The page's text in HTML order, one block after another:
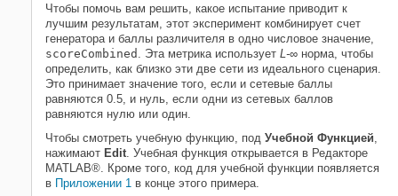
Чтобы помочь вам решить, какое испытание приводит к
лучшим результатам, этот эксперимент комбинирует счет
генератора и баллы различителя в одно числовое значение,
scoreCombined
. Эта метрика использует L-∞ норма, чтобы
определить, как близко эти две сети из идеального сценария.
Это принимает значение того, если и сетевые баллы
равняются 0.5, и нуль, если одни из сетевых баллов
равняются нулю или один.
Чтобы смотреть учебную функцию, под Учебной Функцией
нажимают Edit . Учебная функция открывается в Редакторе
MATLAB®. Кроме того, код для учебной функции появляется
в Приложении 1 в конце этого примера.